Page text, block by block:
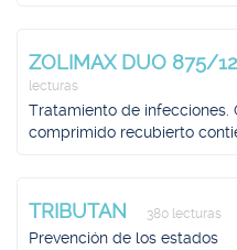
ZOLIMAX DUO 875/
lecturas
Tratamiento de infecciones.
comprimido recubierto
TRIBUTAN 380 lecturas
Prevención de los estados